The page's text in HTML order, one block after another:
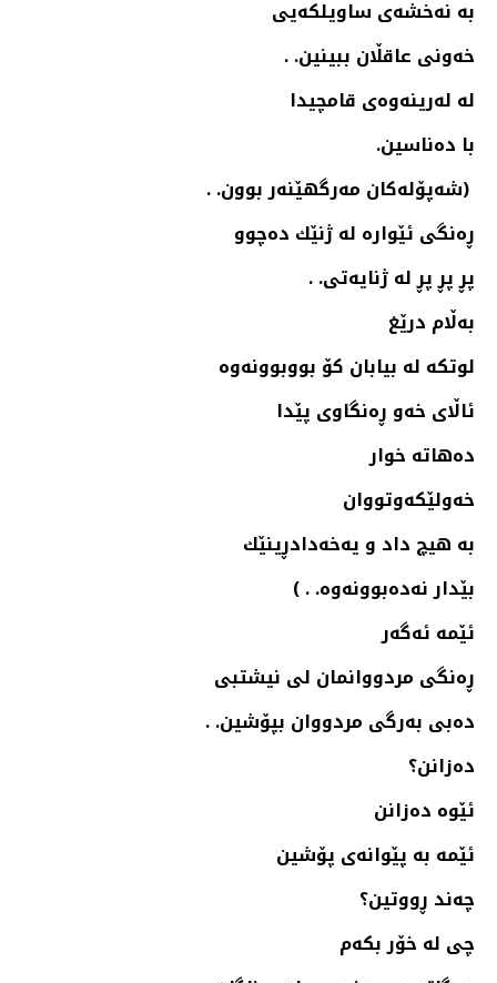
به‌ نه‌خشه‌ی ساویلكه‌یی
خه‌ونی عاقڵان ببینین. .
له‌ له‌رینه‌وه‌ی قامچیدا
با ده‌ناسین.
(شه‌پۆله‌كان مه‌رگهێنه‌ر بوون. .
ڕه‌نگی ئێواره‌ له‌ ژنێك ده‌چوو
پڕ پڕ پڕ له‌ ژنایه‌تی. .
به‌ڵام درێغ
لوتكه‌ له‌ بیابان كۆ بووبوونه‌وه‌
ئاڵای خه‌و ڕه‌نگاوی پێدا
ده‌هاته‌ خوار
خه‌ولێكه‌وتووان
به‌ هیچ داد و یه‌خه‌دادڕینێك
بێدار نه‌ده‌بوونه‌وه‌. . )
ئێمه‌ ئه‌گه‌ر
ڕه‌نگی مردووانمان لی نیشتبی
ده‌بی به‌رگی مردووان بپۆشین. .
ده‌زانن؟
ئێوه‌ ده‌زانن
ئێمه‌ به‌ پێوانه‌ی پۆشین
چه‌ند ڕووتین؟
چی له‌ خۆر بكه‌م